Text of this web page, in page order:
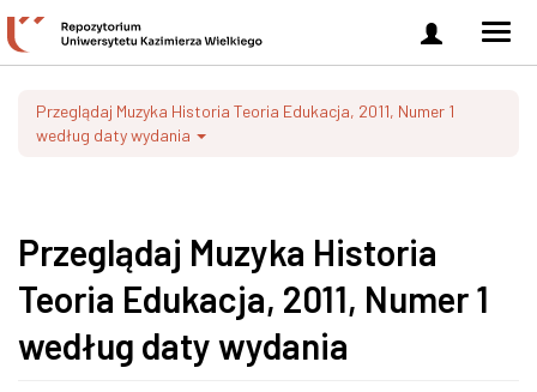
Zaloguj
się
Przeglądaj Muzyka Historia Teoria Edukacja, 2011, Numer 1
według daty wydania
Przeglądaj Muzyka Historia
Teoria Edukacja, 2011, Numer 1
według daty wydania